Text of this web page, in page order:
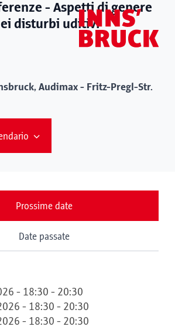
- Aspetti di genere
disturbi uditivi
Audimax - Fritz-Pregl-Str.
Prossime date
Date passate
- 18:30 - 20:30
- 18:30 - 20:30
- 18:30 - 20:30